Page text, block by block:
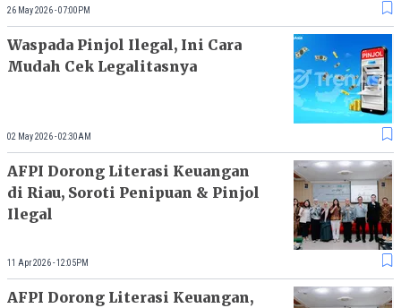
26 May 2026 - 07:00PM
Waspada Pinjol Ilegal, Ini Cara
Mudah Cek Legalitasnya
02 May 2026 - 02:30AM
AFPI Dorong Literasi Keuangan
di Riau, Soroti Penipuan & Pinjol
Ilegal
11 Apr 2026 - 12:05PM
AFPI Dorong Literasi Keuangan,